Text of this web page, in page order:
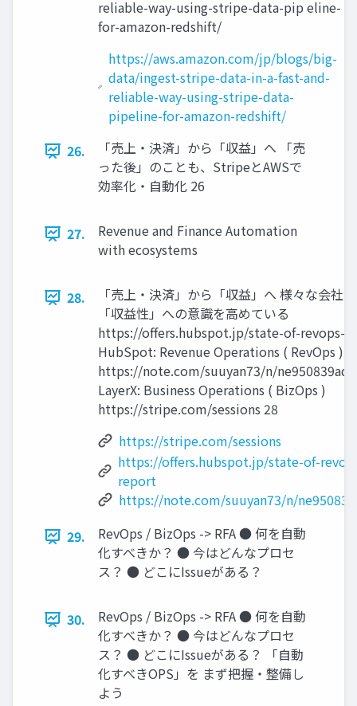
reliable-way-using-stripe-data-pip eline-
for-amazon-redshift/
https://aws.amazon.com/jp/blogs/big-
data/ingest-stripe-data-in-a-fast-and-
reliable-way-using-stripe-data-
pipeline-for-amazon-redshift/
26.
「売上・決済」から「収益」へ 「売
った後」のことも、StripeとAWSで
効率化・自動化 26
27.
Revenue and Finance Automation
with ecosystems
28.
「売上・決済」から「収益」へ 様々な会社
「収益性」への意識を高めている
https://offers.hubspot.jp/state-of-revops-
HubSpot: Revenue Operations ( RevOps )
https://note.com/suuyan73/n/
LayerX: Business Operations ( BizOps )
https://stripe.com/sessions 28
https://stripe.com/sessions
https://offers.hubspot.jp/state-of-
report
https://note.com/suuyan73/n/
29.
RevOps / BizOps -> RFA ● 何を自動
化すべきか？ ● 今はどんなプロセ
ス？ ● どこにIssueがある？
30.
RevOps / BizOps -> RFA ● 何を自動
化すべきか？ ● 今はどんなプロセ
ス？ ● どこにIssueがある？ 「自動
化すべきOPS」を まず把握・整備し
よう